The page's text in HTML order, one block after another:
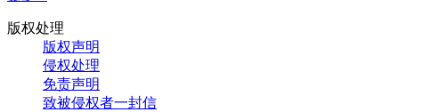
版权处理
版权声明
侵权处理
免责声明
致被侵权者一封信